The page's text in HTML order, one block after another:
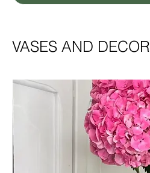
VASES AND DECOR